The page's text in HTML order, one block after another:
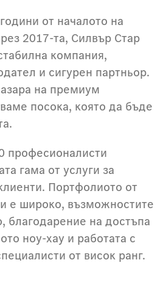
от началото на
2017-та, Силвър Стар
компания,
и сигурен партньор.
на премиум
посока, която да бъде
професионалисти
гама от услуги за
Портфолиото от
е широко, възможностите
благодарение на достъпа
ноу-хау и работата с
от висок ранг.